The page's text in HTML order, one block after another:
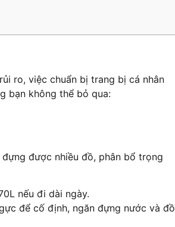
ro, việc chuẩn bị trang bị cá nhân
bạn không thể bỏ qua:
được nhiều đồ, phân bổ trọng
nếu đi dài ngày.
để cố định, ngăn đựng nước và đồ